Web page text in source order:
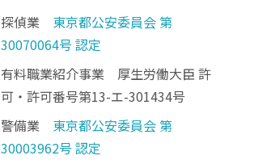
探偵業 東京都公安委員会 第
30070064号 認定
有料職業紹介事業 厚生労働大臣 許
可・許可番号第13-エ-301434号
警備業 東京都公安委員会 第
30003962号 認定